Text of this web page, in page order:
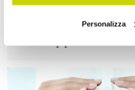
Personalizza